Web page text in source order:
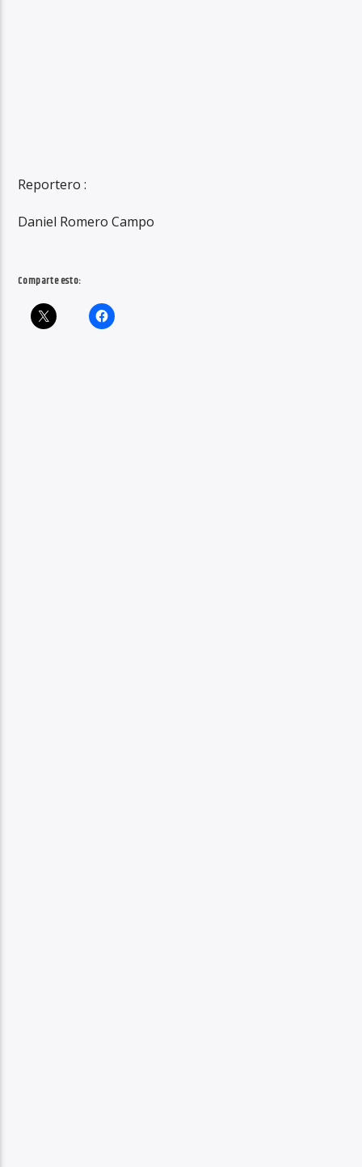
Reportero :
Daniel Romero Campo
Comparte esto: